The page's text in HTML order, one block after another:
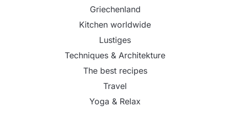
Griechenland
Kitchen worldwide
Lustiges
Techniques & Architekture
The best recipes
Travel
Yoga & Relax